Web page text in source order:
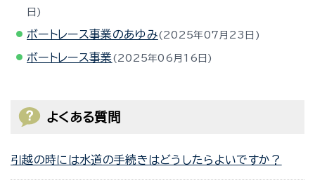
日
ボートレース事業のあゆみ 2025年07月23日
ボートレース事業 2025年06月16日
よくある質問
引越の時には水道の手続きはどうしたらよいですか？